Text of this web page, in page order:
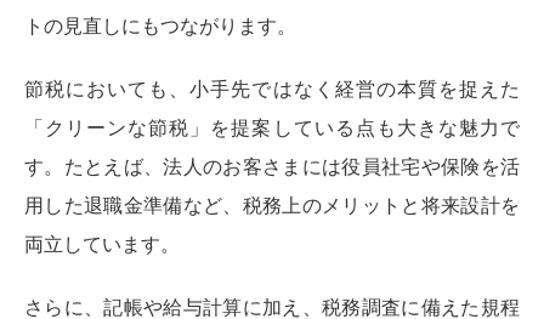
トの見直しにもつながります。
節税においても、小手先ではなく経営の本質を捉えた
「クリーンな節税」を提案している点も大きな魅力で
す。たとえば、法人のお客さまには役員社宅や保険を活
用した退職金準備など、税務上のメリットと将来設計を
両立しています。
さらに、記帳や給与計算に加え、税務調査に備えた規程